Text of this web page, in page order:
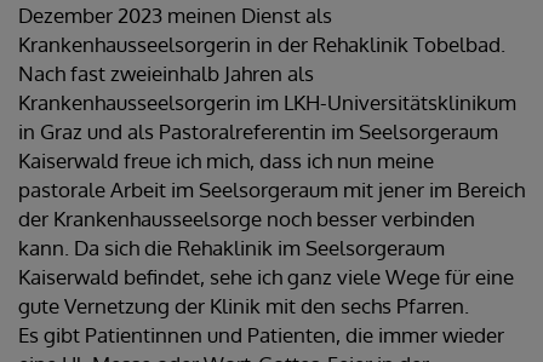
Dezember 2023 meinen Dienst als
Krankenhausseelsorgerin in der Rehaklinik Tobelbad.
Nach fast zweieinhalb Jahren als
Krankenhausseelsorgerin im LKH-Universitätsklinikum
in Graz und als Pastoralreferentin im Seelsorgeraum
Kaiserwald freue ich mich, dass ich nun meine
pastorale Arbeit im Seelsorgeraum mit jener im Bereich
der Krankenhausseelsorge noch besser verbinden
kann. Da sich die Rehaklinik im Seelsorgeraum
Kaiserwald befindet, sehe ich ganz viele Wege für eine
gute Vernetzung der Klinik mit den sechs Pfarren.
Es gibt Patientinnen und Patienten, die immer wieder